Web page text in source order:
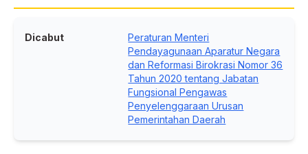
Dicabut
Peraturan Menteri
Pendayagunaan Aparatur Negara
dan Reformasi Birokrasi Nomor 36
Tahun 2020 tentang Jabatan
Fungsional Pengawas
Penyelenggaraan Urusan
Pemerintahan Daerah